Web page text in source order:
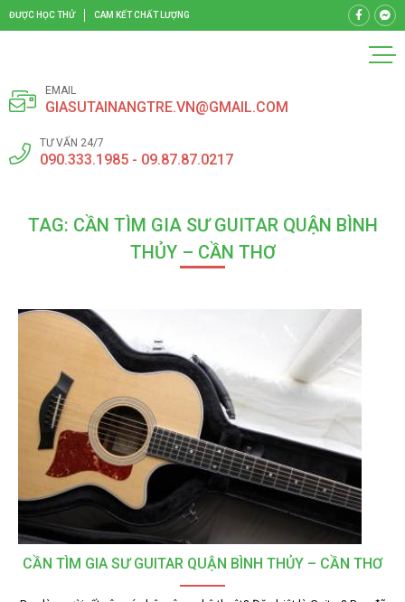
ĐƯỢC HỌC THỬ CAM KẾT CHẤT LƯỢNG
EMAIL
GIASUTAINANGTRE.VN@GMAIL.COM
TƯ VẤN 24/7
090.333.1985 - 09.87.87.0217
TAG: CẦN TÌM GIA SƯ GUITAR QUẬN BÌNH
THỦY – CẦN THƠ
CẦN TÌM GIA SƯ GUITAR QUẬN BÌNH THỦY – CẦN THƠ